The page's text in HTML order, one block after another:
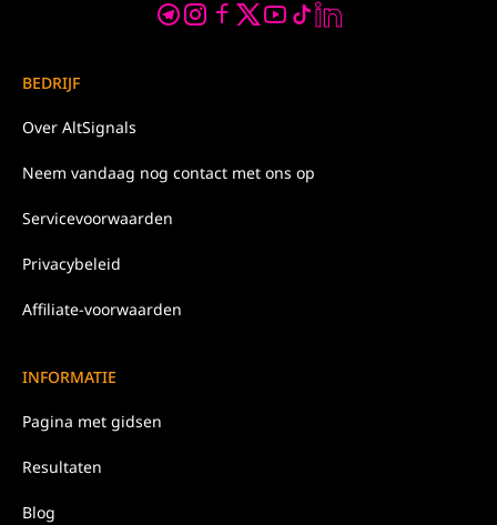
BEDRIJF
Over AltSignals
Neem vandaag nog contact met ons op
Servicevoorwaarden
Privacybeleid
Affiliate-voorwaarden
INFORMATIE
Pagina met gidsen
Resultaten
Blog